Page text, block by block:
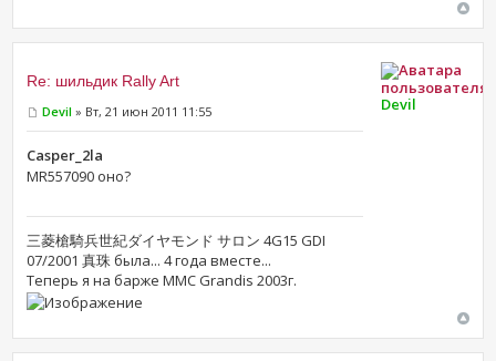
Re: шильдик Rally Art
Devil » Вт, 21 июн 2011 11:55
Casper_2la
MR557090 оно?
三菱槍騎兵世紀ダイヤモンド サロン 4G15 GDI
07/2001 真珠 была... 4 года вместе...
Теперь я на барже MMC Grandis 2003г.
Devil